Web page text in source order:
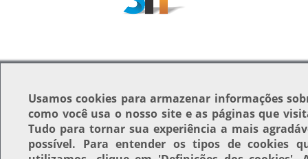
Usamoscookies para armazenar informações
como você usa o nosso site e as páginas que
Tudo para tornar sua experiência a mais
possível. Para entender os tipos de cookies